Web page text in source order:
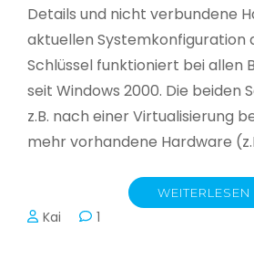
Details und nicht verbundene
aktuellen Systemkonfiguration
Schlüssel funktioniert bei allen
seit Windows 2000. Die beiden
z.B. nach einer Virtualisierung
mehr vorhandene Hardware
WEITERLESEN
Kai 1